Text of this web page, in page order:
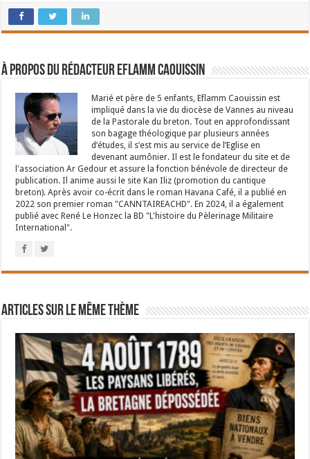
À propos du rédacteur Eflamm Caouissin
Marié et père de 5 enfants, Eflamm Caouissin est
impliqué dans la vie du diocèse de Vannes au niveau
de la Pastorale du breton. Tout en approfondissant
son bagage théologique par plusieurs années
d’études, il s’est mis au service de l’Eglise en
devenant aumônier. Il est le fondateur du site et de
l'association Ar Gedour et assure la fonction bénévole de directeur de
publication. Il anime aussi le site Kan Iliz (promotion du cantique
breton). Après avoir co-écrit dans le roman Havana Café, il a publié en
2022 son premier roman "CANNTAIREACHD". En 2024, il a également
publié avec René Le Honzec la BD "L'histoire du Pèlerinage Militaire
International".
Articles sur le même thème